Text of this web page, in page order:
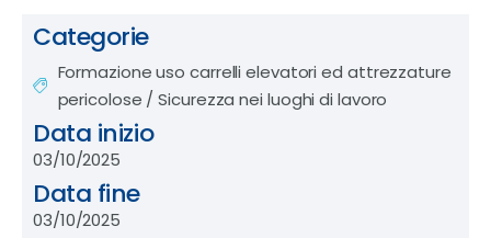
Categorie
Formazione uso carrelli elevatori ed attrezzature
pericolose /Sicurezza nei luoghi di lavoro
Data inizio
03/10/2025
Data fine
03/10/2025